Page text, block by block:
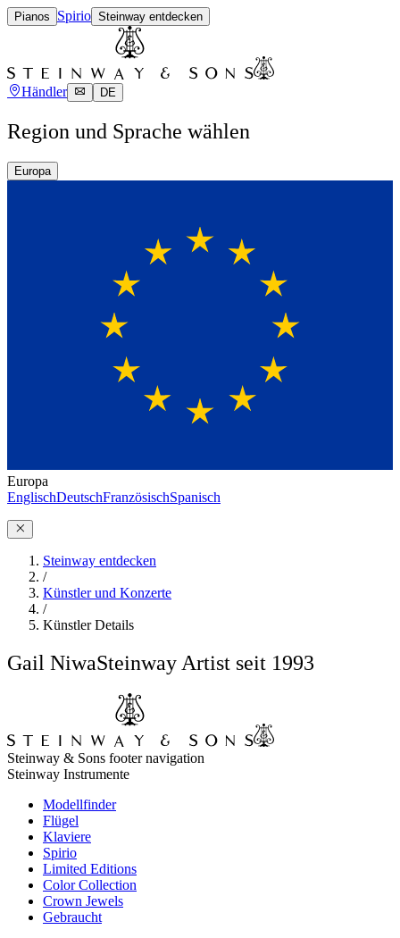
Pianos Spirio Steinway entdecken
Händler DE
Region und Sprache wählen
Europa
Europa
EnglischDeutschFranzösischSpanisch
Steinway entdecken
/
Künstler und Konzerte
/
Künstler Details
Gail NiwaSteinway Artist seit 1993
Steinway & Sons footer navigation
Steinway Instrumente
Modellfinder
Flügel
Klaviere
Spirio
Limited Editions
Color Collection
Crown Jewels
Gebraucht